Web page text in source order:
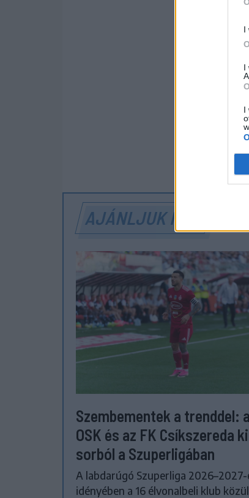
I
I
I
Unirea
AJÁNLJUK MÉG
Szembementek a trenddel:
OSK és az FK Csíkszereda
sorból a Szuperligában
A labdarúgó Szuperliga 2026–2027-
idényében a 16 élvonalbeli klub közül